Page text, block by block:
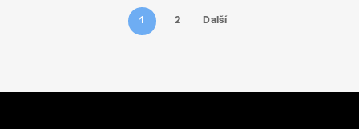
1 2 Další